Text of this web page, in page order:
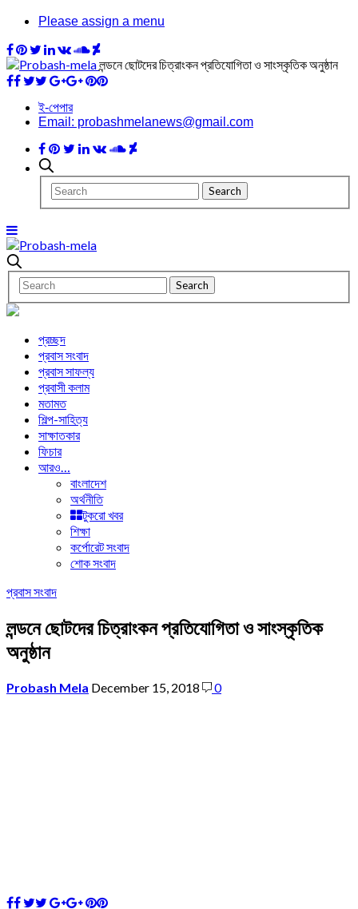
Please assign a menu
লন্ডনে ছোটদের চিত্রাংকন প্রতিযোগিতা ও সাংস্কৃতিক অনুষ্ঠান
ই-পেপার
Email: probashmelanews@gmail.com
প্রচ্ছদ
প্রবাস সংবাদ
প্রবাস সাফল্য
প্রবাসী কলাম
মতামত
শিল্প-সাহিত্য
সাক্ষাতকার
ফিচার
আরও…
বাংলাদেশ
অর্থনীতি
টুকরো খবর
শিক্ষা
কর্পোরেট সংবাদ
শোক সংবাদ
প্রবাস সংবাদ
লন্ডনে ছোটদের চিত্রাংকন প্রতিযোগিতা ও সাংস্কৃতিক
অনুষ্ঠান
Probash Mela December 15, 2018 0